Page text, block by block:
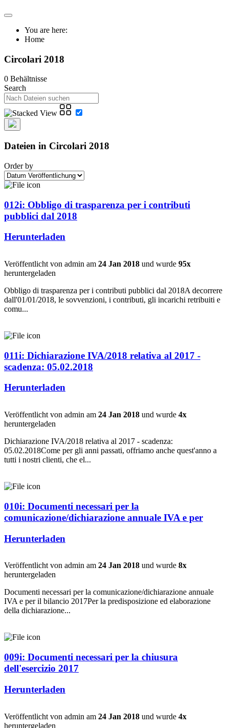
You are here:
Home
Circolari 2018
0 Behältnisse
Search
Dateien in Circolari 2018
Order by
012i: Obbligo di trasparenza per i contributi
pubblici dal 2018
Herunterladen
Veröffentlicht von admin am 24 Jan 2018 und wurde 95x
heruntergeladen
Obbligo di trasparenza per i contributi pubblici dal 2018A decorrere
dall'01/01/2018, le sovvenzioni, i contributi, gli incarichi retribuiti e
comu...
011i: Dichiarazione IVA/2018 relativa al 2017 -
scadenza: 05.02.2018
Herunterladen
Veröffentlicht von admin am 24 Jan 2018 und wurde 4x
heruntergeladen
Dichiarazione IVA/2018 relativa al 2017 - scadenza:
05.02.2018Come per gli anni passati, offriamo anche quest'anno a
tutti i nostri clienti, che el...
010i: Documenti necessari per la
comunicazione/dichiarazione annuale IVA e per
Herunterladen
Veröffentlicht von admin am 24 Jan 2018 und wurde 8x
heruntergeladen
Documenti necessari per la comunicazione/dichiarazione annuale
IVA e per il bilancio 2017Per la predisposizione ed elaborazione
della dichiarazione...
009i: Documenti necessari per la chiusura
dell'esercizio 2017
Herunterladen
Veröffentlicht von admin am 24 Jan 2018 und wurde 4x
heruntergeladen